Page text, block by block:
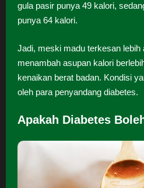
gula pasir punya 49 kalori,
punya 64 kalori.
Jadi, meski madu terkesan lebih
menambah asupan kalori
kenaikan berat badan. Kondisi
oleh para penyandang diabetes.
Apakah Diabetes